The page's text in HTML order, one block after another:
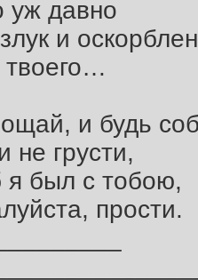
уж давно
и
и будь
не грусти,
я был с тобою,
прости.